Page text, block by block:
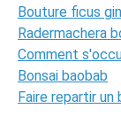
Bouture ficus
Radermachera
Comment
Bonsai baobab
Faire repartir un